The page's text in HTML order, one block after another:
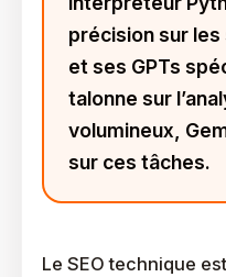
précision sur les
et ses GPTs
talonne sur
volumineux,
sur ces tâches.
Le SEO technique